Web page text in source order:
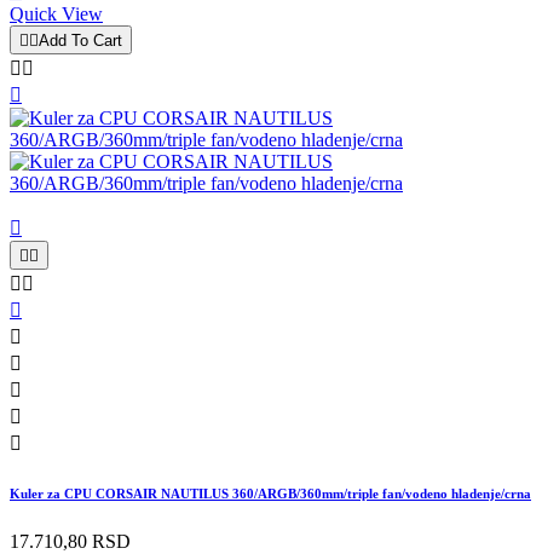
Quick View
 Add To Cart
 


 
 






Kuler za CPU CORSAIR NAUTILUS 360/ARGB/360mm/triple fan/vodeno hladenje/crna
17.710,80 RSD